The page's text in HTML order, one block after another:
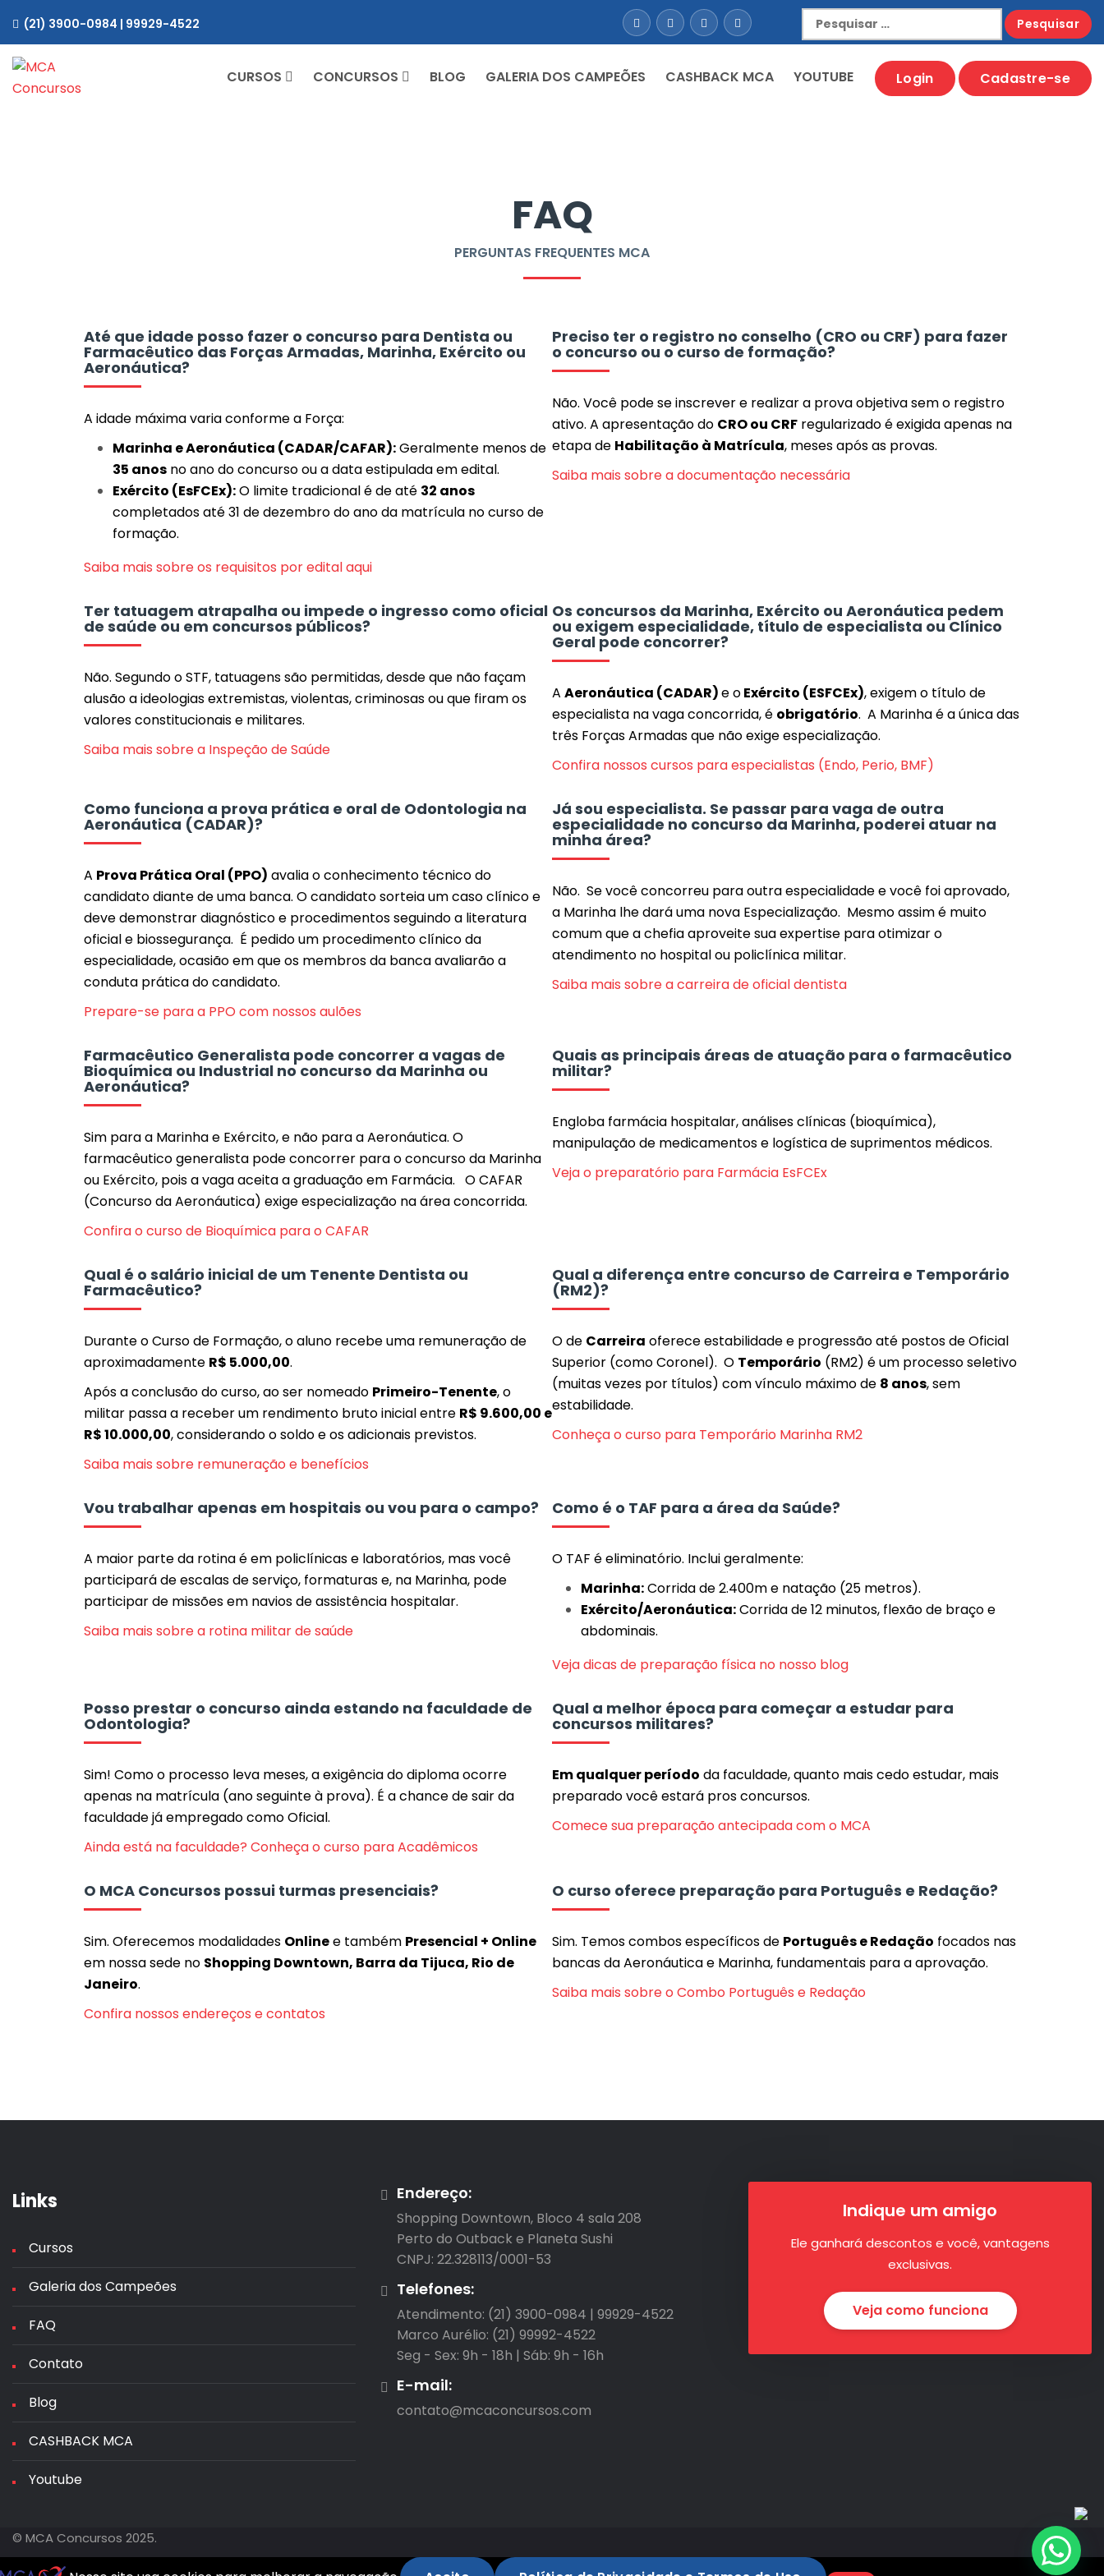
(21) 3900-0984 | 99929-4522
CURSOS CONCURSOS BLOG GALERIA DOS CAMPEÕES CASHBACK MCA YOUTUBE Login Cadastre-se
FAQ
PERGUNTAS FREQUENTES MCA
Até que idade posso fazer o concurso para Dentista ou
Farmacêutico das Forças Armadas, Marinha, Exército ou
Aeronáutica?
A idade máxima varia conforme a Força:
Marinha e Aeronáutica (CADAR/CAFAR):Geralmente menos de
35 anos no ano do concurso ou a data estipulada em edital.
Exército (EsFCEx):O limite tradicional é de até 32 anos
completados até 31 de dezembro do ano da matrícula no curso de
formação.
Saiba mais sobre os requisitos por edital aqui
Preciso ter o registro no conselho (CRO ou CRF) para fazer
o concurso ou o curso de formação?
Não. Você pode se inscrever e realizar a prova objetiva sem o registro
ativo. A apresentação do CRO ou CRF regularizado é exigida apenas na
etapa de Habilitação à Matrícula, meses após as provas.
Saiba mais sobre a documentação necessária
Ter tatuagem atrapalha ou impede o ingresso como oficial
de saúde ou em concursos públicos?
Não. Segundo o STF, tatuagens são permitidas, desde que não façam
alusão a ideologias extremistas, violentas, criminosas ou que firam os
valores constitucionais e militares.
Saiba mais sobre a Inspeção de Saúde
Os concursos da Marinha, Exército ou Aeronáutica pedem
ou exigem especialidade, título de especialista ou Clínico
Geral pode concorrer?
A Aeronáutica (CADAR)e oExército (ESFCEx), exigem o título de
especialista na vaga concorrida, é obrigatório. A Marinha é a única das
três Forças Armadas que não exige especialização.
Confira nossos cursos para especialistas (Endo, Perio, BMF)
Como funciona a prova prática e oral de Odontologia na
Aeronáutica (CADAR)?
A Prova Prática Oral (PPO) avalia o conhecimento técnico do
candidato diante de uma banca. O candidato sorteia um caso clínico e
deve demonstrar diagnóstico e procedimentos seguindo a literatura
oficial e biossegurança. É pedido um procedimento clínico da
especialidade, ocasião em que os membros da banca avaliarão a
conduta prática do candidato.
Prepare-se para a PPO com nossos aulões
Já sou especialista. Se passar para vaga de outra
especialidade no concurso da Marinha, poderei atuar na
minha área?
Não. Se você concorreu para outra especialidade e você foi aprovado,
a Marinha lhe dará uma nova Especialização. Mesmo assim é muito
comum que a chefia aproveite sua expertise para otimizar o
atendimento no hospital ou policlínica militar.
Saiba mais sobre a carreira de oficial dentista
Farmacêutico Generalista pode concorrer a vagas de
Bioquímica ou Industrial no concurso da Marinha ou
Aeronáutica?
Sim para a Marinha e Exército, e não para a Aeronáutica. O
farmacêutico generalista pode concorrer para o concurso da Marinha
ou Exército, pois a vaga aceita a graduação em Farmácia. O CAFAR
(Concurso da Aeronáutica) exige especialização na área concorrida.
Confira o curso de Bioquímica para o CAFAR
Quais as principais áreas de atuação para o farmacêutico
militar?
Engloba farmácia hospitalar, análises clínicas (bioquímica),
manipulação de medicamentos e logística de suprimentos médicos.
Veja o preparatório para Farmácia EsFCEx
Qual é o salário inicial de um Tenente Dentista ou
Farmacêutico?
Durante o Curso de Formação, o aluno recebe uma remuneração de
aproximadamente R$ 5.000,00.
Após a conclusão do curso, ao ser nomeado Primeiro-Tenente, o
militar passa a receber um rendimento bruto inicial entre R$ 9.600,00 e
R$ 10.000,00, considerando o soldo e os adicionais previstos.
Saiba mais sobre remuneração e benefícios
Qual a diferença entre concurso de Carreira e Temporário
(RM2)?
O de Carreira oferece estabilidade e progressão até postos de Oficial
Superior (como Coronel). O Temporário (RM2) é um processo seletivo
(muitas vezes por títulos) com vínculo máximo de 8 anos, sem
estabilidade.
Conheça o curso para Temporário Marinha RM2
Vou trabalhar apenas em hospitais ou vou para o campo?
A maior parte da rotina é em policlínicas e laboratórios, mas você
participará de escalas de serviço, formaturas e, na Marinha, pode
participar de missões em navios de assistência hospitalar.
Saiba mais sobre a rotina militar de saúde
Como é o TAF para a área da Saúde?
O TAF é eliminatório. Inclui geralmente:
Marinha:Corrida de 2.400m e natação (25 metros).
Exército/Aeronáutica:Corrida de 12 minutos, flexão de braço e
abdominais.
Veja dicas de preparação física no nosso blog
Posso prestar o concurso ainda estando na faculdade de
Odontologia?
Sim! Como o processo leva meses, a exigência do diploma ocorre
apenas na matrícula (ano seguinte à prova). É a chance de sair da
faculdade já empregado como Oficial.
Ainda está na faculdade? Conheça o curso para Acadêmicos
Qual a melhor época para começar a estudar para
concursos militares?
Em qualquer período da faculdade, quanto mais cedo estudar, mais
preparado você estará pros concursos.
Comece sua preparação antecipada com o MCA
O MCA Concursos possui turmas presenciais?
Sim. Oferecemos modalidades Onlinee também Presencial + Online
em nossa sede no Shopping Downtown, Barra da Tijuca, Rio de
Janeiro.
Confira nossos endereços e contatos
O curso oferece preparação para Português e Redação?
Sim. Temos combos específicos de Português e Redação focados nas
bancas da Aeronáutica e Marinha, fundamentais para a aprovação.
Saiba mais sobre o Combo Português e Redação
Links
Cursos
Galeria dos Campeões
FAQ
Contato
Blog
CASHBACK MCA
Youtube
Endereço:
Shopping Downtown, Bloco 4 sala 208
Perto do Outback e Planeta Sushi
CNPJ: 22.328113/0001-53
Telefones:
Atendimento: (21) 3900-0984 | 99929-4522
Marco Aurélio: (21) 99992-4522
Seg - Sex: 9h - 18h | Sáb: 9h - 16h
E-mail:
contato@mcaconcursos.com
Indique um amigo
Ele ganhará descontos e você, vantagens
exclusivas.
Veja como funciona
© MCA Concursos 2025.